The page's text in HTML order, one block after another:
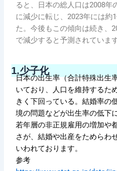
ると、日本の総人口は2008年
に減少に転じ、2023年には約
た。今後もこの傾向は続き、
で減少すると予測されています
1.少子化
日本の出生率（合計特殊出生
いており、人口を維持するた
きく下回っている。結婚率の
境の問題などが出生率の低下
若年層の非正規雇用の増加や
さが、結婚や出産をためらわ
いわれております。
参考